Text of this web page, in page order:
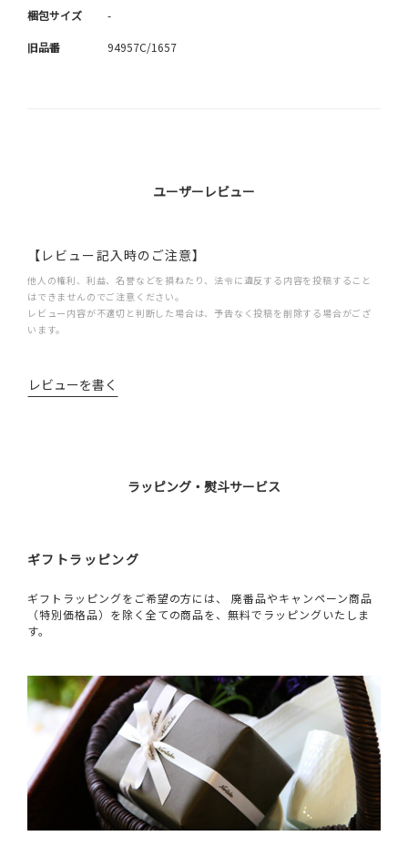
梱包サイズ -
旧品番 94957C/1657
ユーザーレビュー
【レビュー記入時のご注意】
他人の権利、利益、名誉などを損ねたり、法令に違反する内容を投稿すること
はできませんのでご注意ください。
レビュー内容が不適切と判断した場合は、予告なく投稿を削除する場合がござ
います。
レビューを書く
ラッピング・熨斗サービス
ギフトラッピング
ギフトラッピングをご希望の方には、 廃番品やキャンペーン商品
（特別価格品）を除く全ての商品を、無料でラッピングいたしま
す。